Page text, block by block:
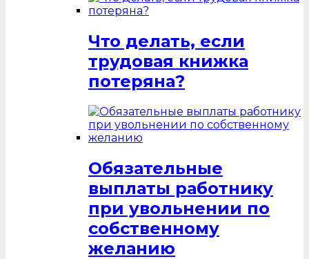
Что делать, если
трудовая книжка
потеряна?
Обязательные
выплаты работнику
при увольнении по
собственному
желанию